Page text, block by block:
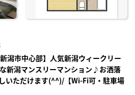
潟市中心部】人気新潟ウィークリー
新潟マンスリーマンション♪お洒落
いただけます(^^)/【Wi-Fi可・駐車場